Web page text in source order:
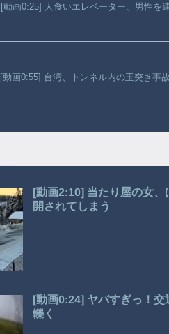
[動画0:25] 人食いエレベーター、男性を
[動画0:55] 台湾、トンネル内の玉突き事
[動画2:10] 当たり屋の女
開されてしまう
[動画0:24] ヤバすぎっ！
轢く